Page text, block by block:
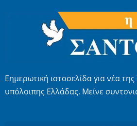
Εημερωτική ιστοσελίδα για νέα
υπόλοιπης Ελλάδας. Μείνε